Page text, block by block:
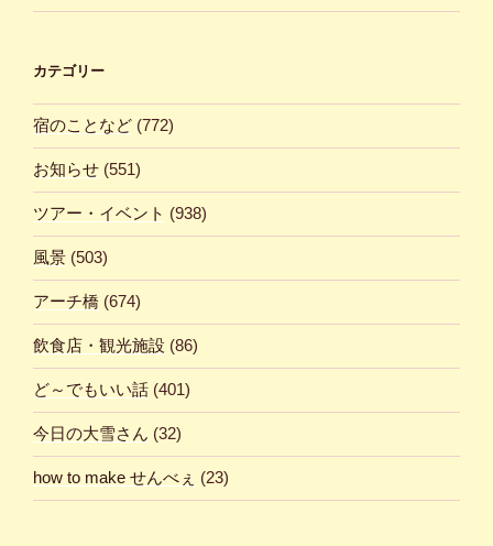
カテゴリー
宿のことなど (772)
お知らせ (551)
ツアー・イベント (938)
風景 (503)
アーチ橋 (674)
飲食店・観光施設 (86)
ど～でもいい話 (401)
今日の大雪さん (32)
how to make せんべぇ (23)